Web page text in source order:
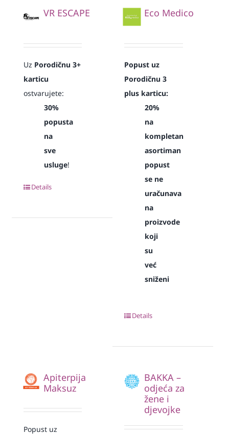
VR ESCAPE
Uz Porodičnu 3+
karticu
ostvarujete:
30%
popusta
na
sve
usluge!
Details
Eco Medico
Popust uz
Porodičnu 3
plus karticu:
20%
na
kompletan
asortiman
popust
se ne
uračunava
na
proizvode
koji
su
već
sniženi
Details
Apiterpija
Maksuz
Popust uz
BAKKA –
odjeća za
žene i
djevojke